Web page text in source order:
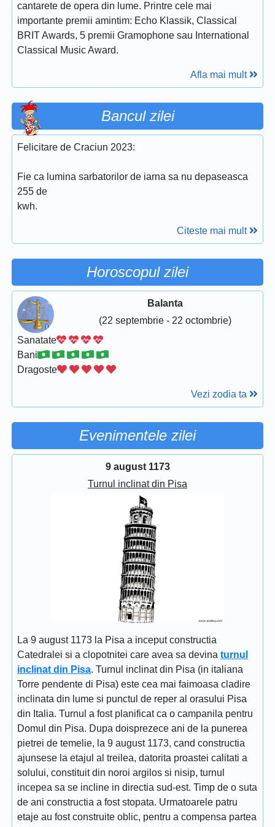
cantarete de opera din lume. Printre cele mai
importante premii amintim: Echo Klassik, Classical
BRIT Awards, 5 premii Gramophone sau International
Classical Music Award.
Afla mai mult
Bancul zilei
Felicitare de Craciun 2023:
Fie ca lumina sarbatorilor de iarna sa nu depaseasca
255 de
kwh.
Citeste mai mult
Horoscopul zilei
Balanta
(22 septembrie - 22 octombrie)
Sanatate
Bani
Dragoste
Vezi zodia ta
Evenimentele zilei
9 august 1173
Turnul inclinat din Pisa
La 9 august 1173 la Pisa a inceput constructia
Catedralei si a clopotnitei care avea sa devina turnul
inclinat din Pisa. Turnul inclinat din Pisa (in italiana
Torre pendente di Pisa) este cea mai faimoasa cladire
inclinata din lume si punctul de reper al orasului Pisa
din Italia. Turnul a fost planificat ca o campanila pentru
Domul din Pisa. Dupa doisprezece ani de la punerea
pietrei de temelie, la 9 august 1173, cand constructia
ajunsese la etajul al treilea, datorita proastei calitati a
solului, constituit din noroi argilos si nisip, turnul
incepea sa se incline in directia sud-est. Timp de o suta
de ani constructia a fost stopata. Urmatoarele patru
etaje au fost construite oblic, pentru a compensa partea